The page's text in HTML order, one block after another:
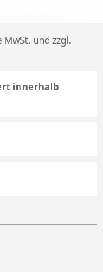
MwSt. und zzgl.
innerhalb